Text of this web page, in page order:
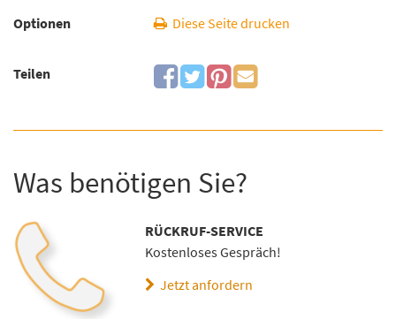
Optionen Diese Seite drucken
Teilen
Was benötigen Sie?
RÜCKRUF-SERVICE
Kostenloses Gespräch!
Jetzt anfordern